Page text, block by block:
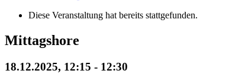
Diese Veranstaltung hat bereits stattgefunden.
Mittagshore
18.12.2025, 12:15 - 12:30